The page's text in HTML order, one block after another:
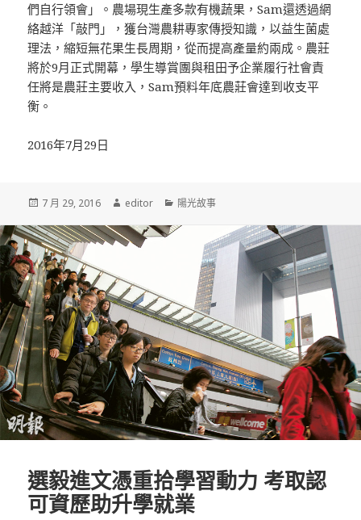
們自行領會」。農場現生產多款有機蔬果，Sam還透過網
絡越洋「敲門」，獲台灣農耕專家傳授知識，以益生菌處
理法，縮短無花果生長周期，從而提高產量約兩成。農莊
將於9月正式開幕，學生導賞團與租田予企業履行社會責
任將是農莊主要收入，Sam預料年底農莊會達到收支平
衡。
2016年7月29日
發
於
7 月 29, 2016
作
editor
分
陽光故事
選毅進文憑重拾學習動力 考取認
可資歷助升學就業